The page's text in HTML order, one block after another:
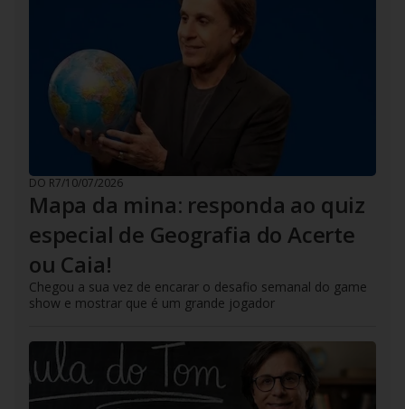
DO R7/10/07/2026
Mapa da mina: responda ao quiz
especial de Geografia do Acerte
ou Caia!
Chegou a sua vez de encarar o desafio semanal do game
show e mostrar que é um grande jogador